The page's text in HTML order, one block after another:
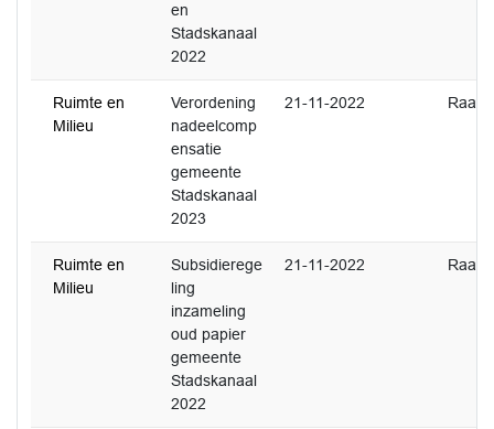
en
Stadskanaal
2022
Ruimte en
Milieu
Verordening
nadeelcomp
ensatie
gemeente
Stadskanaal
2023
21-11-2022 Raad
Ruimte en
Milieu
Subsidierege
ling
inzameling
oud papier
gemeente
Stadskanaal
2022
21-11-2022 Raad